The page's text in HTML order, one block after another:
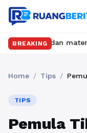
BREAKING
materi lengkap
Home / Tips /
TIPS
Pemula